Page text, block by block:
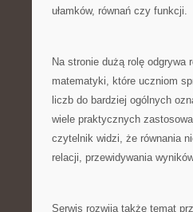
ułamków, równań czy funkcji.
Na stronie dużą rolę odgrywa
matematyki, które uczniom
liczb do bardziej ogólnych
wiele praktycznych
czytelnik widzi, że równania
relacji, przewidywania
Serwis rozwija także temat